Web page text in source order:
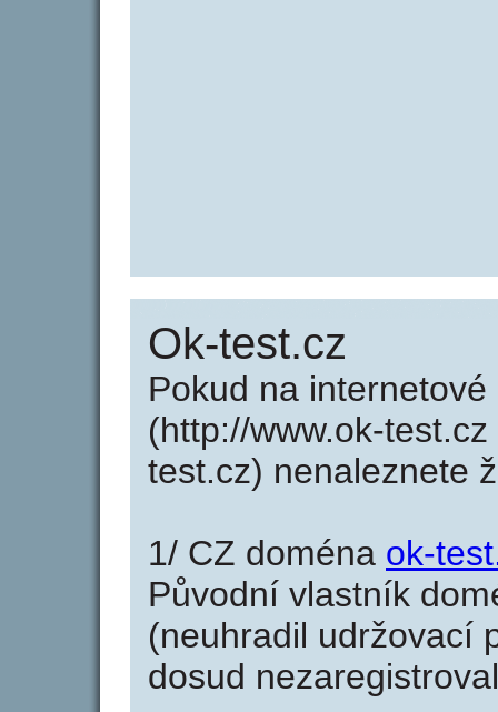
Ok-test.cz
Pokud na
(http://www.ok-
test.cz) nenaleznete
1/ CZ doména ok-
Původní vlastník
(neuhradil udržovací
dosud